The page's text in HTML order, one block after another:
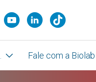
Fale com a Biolab